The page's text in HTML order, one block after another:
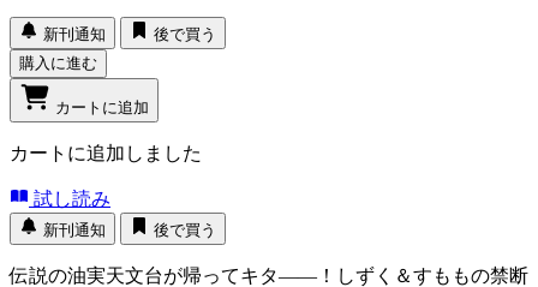
新刊通知
後で買う
購入に進む
カートに追加
カートに追加しました
試し読み
新刊通知 後で買う
伝説の油実天文台が帰ってキタ――！しずく＆すももの禁断